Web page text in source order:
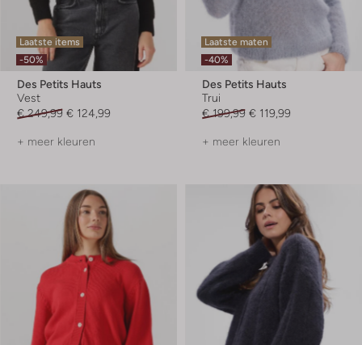
Laatste items
-50%
Des Petits Hauts
Vest
€ 249,99 € 124,99
+ meer kleuren
Laatste maten
-40%
Des Petits Hauts
Trui
€ 199,99 € 119,99
+ meer kleuren